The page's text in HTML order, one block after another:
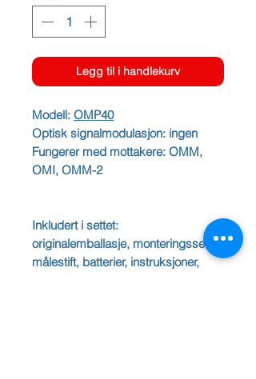
Legg til i handlekurv
Modell: OMP40
Optisk signalmodulasjon: ingen
Fungerer med mottakere: OMM,
OMI, OMM-2
Inkludert i settet:
originalemballasje, monteringssett,
målestift, batterier, instruksjoner,